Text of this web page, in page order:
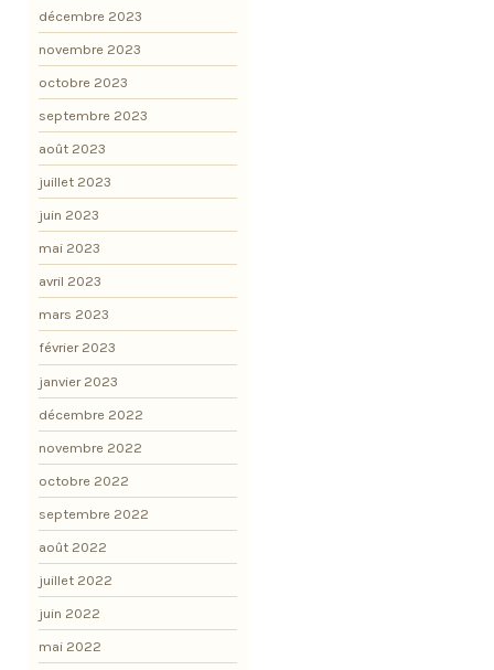
décembre 2023
novembre 2023
octobre 2023
septembre 2023
août 2023
juillet 2023
juin 2023
mai 2023
avril 2023
mars 2023
février 2023
janvier 2023
décembre 2022
novembre 2022
octobre 2022
septembre 2022
août 2022
juillet 2022
juin 2022
mai 2022